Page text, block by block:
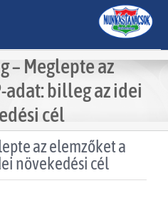
– Meglepte az
adat: billeg az idei
cél
az elemzőket a
növekedési cél